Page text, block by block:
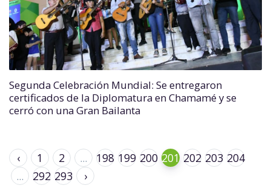
Segunda Celebración Mundial: Se entregaron
certificados de la Diplomatura en Chamamé y se
cerró con una Gran Bailanta
‹ 1 2 ... 198 199 200 201 202 203 204
...
292 293 ›